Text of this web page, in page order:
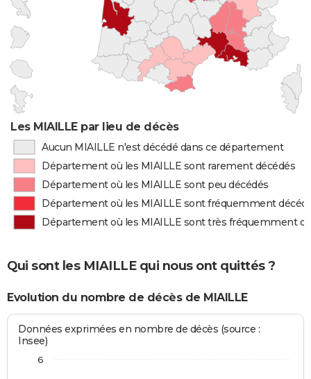
Les MIAILLE par lieu de décès
Aucun MIAILLE n'est décédé dans ce département
Département où les MIAILLE sont rarement décédés
Département où les MIAILLE sont peu décédés
Département où les MIAILLE sont fréquemment
Département où les MIAILLE sont très fréquemment
Qui sont les MIAILLE qui nous ont quittés ?
Evolution du nombre de décès de MIAILLE
Données exprimées en nombre de décès (source :
Insee)
6